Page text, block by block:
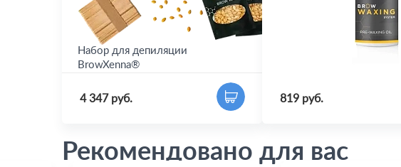
Набор для депиляции
BrowXenna®
4 347 руб.
Масло перед депиляцией
819 руб.
Рекомендовано для вас